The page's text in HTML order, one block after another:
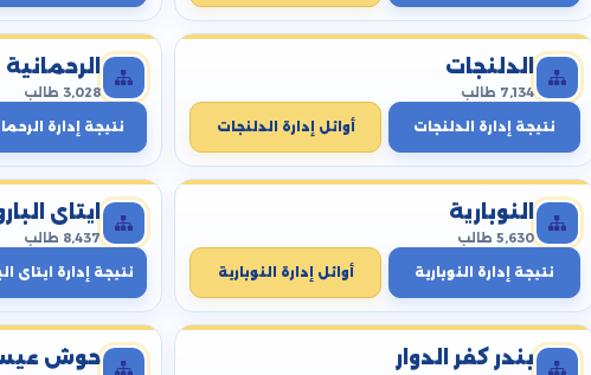
الدلنجات
7,134 طالب
نتيجة إدارة الدلنجات أوائل إدارة الدلنجات
الرحمانية
3,028 طالب
نتيجة إدارة
النوبارية
5,630 طالب
نتيجة إدارة النوبارية أوائل إدارة النوبارية
ايتاى
8,437 طالب
نتيجة إدارة ايتاى
بندر كفر الدوار حوش